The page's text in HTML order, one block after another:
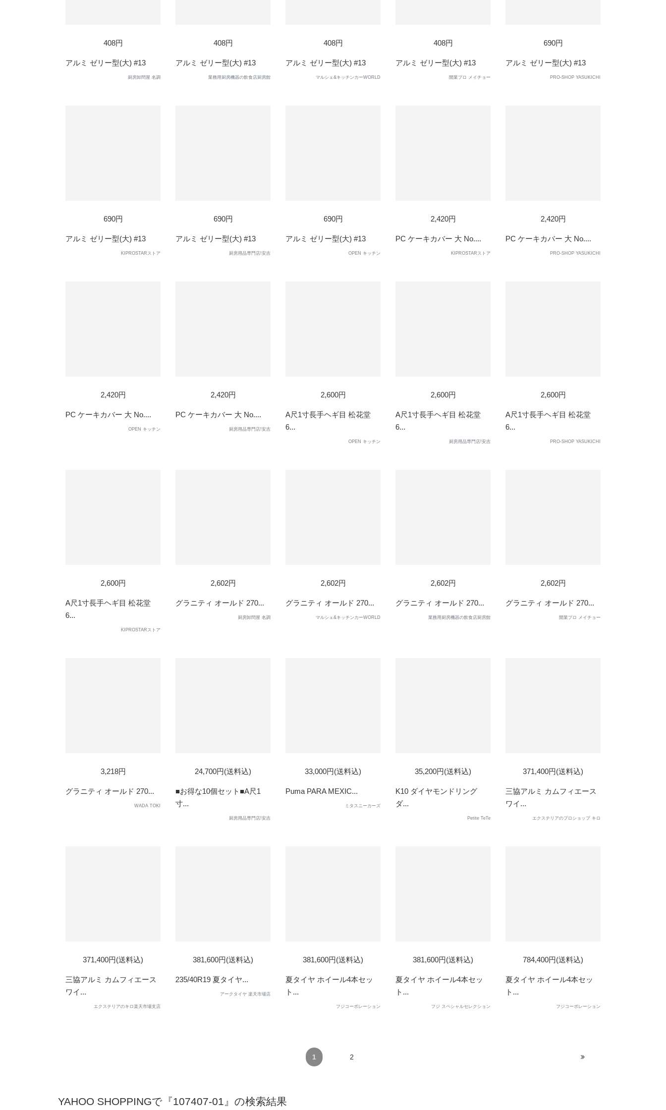
408円
アルミ ゼリー型(大) #13
厨房卸問屋 名調
408円
アルミ ゼリー型(大) #13
業務用厨房機器の飲食店厨房館
408円
アルミ ゼリー型(大) #13
マルシェ&キッチンカーWORLD
408円
アルミ ゼリー型(大) #13
開業プロ メイチョー
690円
アルミ ゼリー型(大) #13
PRO-SHOP YASUKICHI
690円
アルミ ゼリー型(大) #13
KIPROSTARストア
690円
アルミ ゼリー型(大) #13
厨房用品専門店!安吉
690円
アルミ ゼリー型(大) #13
OPEN キッチン
2,420円
PC ケーキカバー 大 No....
KIPROSTARストア
2,420円
PC ケーキカバー 大 No....
PRO-SHOP YASUKICHI
2,420円
PC ケーキカバー 大 No....
OPEN キッチン
2,420円
PC ケーキカバー 大 No....
厨房用品専門店!安吉
2,600円
A尺1寸長手ヘギ目 松花堂
6...
OPEN キッチン
2,600円
A尺1寸長手ヘギ目 松花堂
6...
厨房用品専門店!安吉
2,600円
A尺1寸長手ヘギ目 松花堂
6...
PRO-SHOP YASUKICHI
2,600円
A尺1寸長手ヘギ目 松花堂
6...
KIPROSTARストア
2,602円
グラニティ オールド 270...
厨房卸問屋 名調
2,602円
グラニティ オールド 270...
マルシェ&キッチンカーWORLD
2,602円
グラニティ オールド 270...
業務用厨房機器の飲食店厨房館
2,602円
グラニティ オールド 270...
開業プロ メイチョー
3,218円
グラニティ オールド 270...
WADA TOKI
24,700円(送料込)
■お得な10個セット■A尺1
寸...
厨房用品専門店!安吉
SOLD
OUT
33,000円(送料込)
Puma PARA MEXIC...
ミタスニーカーズ
35,200円(送料込)
K10 ダイヤモンドリング
ダ...
Petite TeTe
371,400円(送料込)
三協アルミ カムフィエース
ワイ...
エクステリアのプロショップ キロ
371,400円(送料込)
三協アルミ カムフィエース
ワイ...
エクステリアのキロ楽天市場支店
381,600円(送料込)
235/40R19 夏タイヤ...
アークタイヤ 楽天市場店
381,600円(送料込)
夏タイヤ ホイール4本セッ
ト...
フジコーポレーション
381,600円(送料込)
夏タイヤ ホイール4本セッ
ト...
フジ スペシャルセレクション
784,400円(送料込)
夏タイヤ ホイール4本セッ
ト...
フジコーポレーション
1 2
YAHOO SHOPPINGで『107407-01』の検索結果